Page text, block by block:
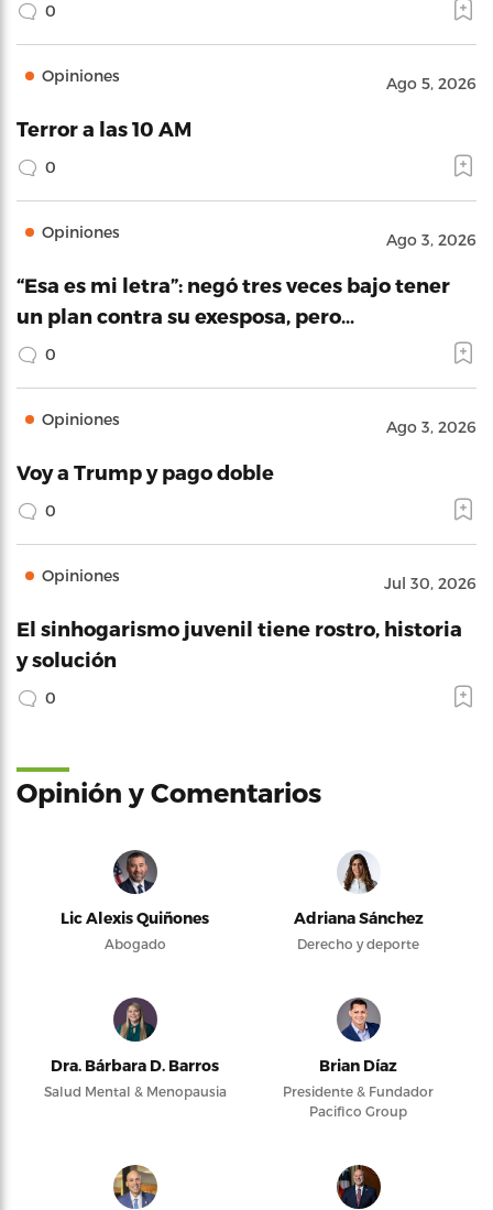
0
Opiniones Ago 5, 2026
Terror a las 10 AM
0
Opiniones Ago 3, 2026
“Esa es mi letra”: negó tres veces bajo tener
un plan contra su exesposa, pero…
0
Opiniones Ago 3, 2026
Voy a Trump y pago doble
0
Opiniones Jul 30, 2026
El sinhogarismo juvenil tiene rostro, historia
y solución
0
Opinión y Comentarios
Lic Alexis Quiñones
Abogado
Adriana Sánchez
Derecho y deporte
Dra. Bárbara D. Barros
Salud Mental & Menopausia
Brian Díaz
Presidente & Fundador
Pacifico Group